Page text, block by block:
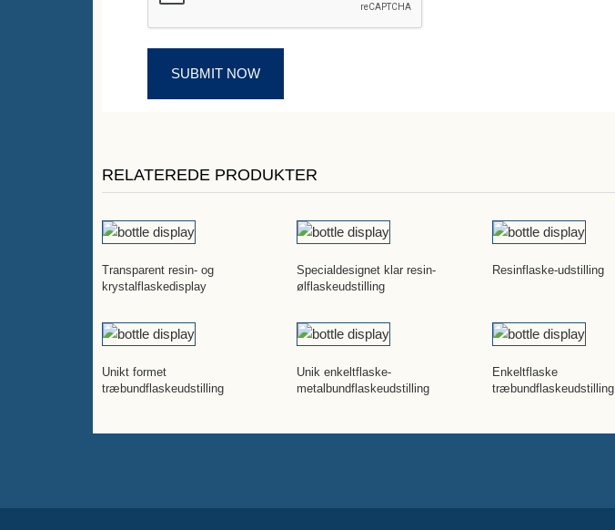
RELATEREDE PRODUKTER
Transparent resin- og
krystalflaskedisplay
Specialdesignet klar resin-
ølflaskeudstilling
Resinflaske-udstilling
Unikt formet
træbundflaskeudstilling
Unik enkeltflaske-
metalbundflaskeudstilling
Enkeltflaske
træbundflaskeudstilling